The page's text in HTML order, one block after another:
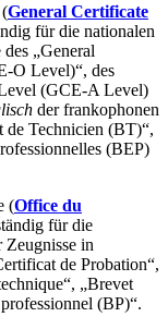
General Certificate
für die nationalen
„General
O Level)“, des
(GCE-A Level)
der frankophonen
de Technicien (BT)“,
(BEP)
(Office du
für die
Zeugnisse in
de Probation“,
„Brevet
(BP)“.